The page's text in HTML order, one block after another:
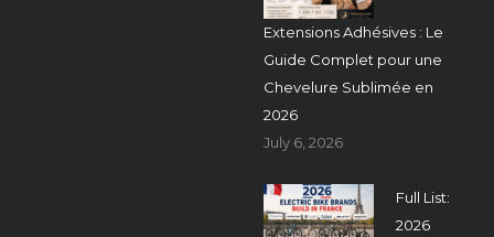
Extensions Adhésives : Le
Guide Complet pour une
Chevelure Sublimée en
2026
July 6, 2026
Full List:
2026